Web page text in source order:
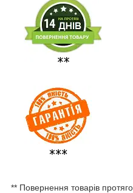
** Повернення товарів